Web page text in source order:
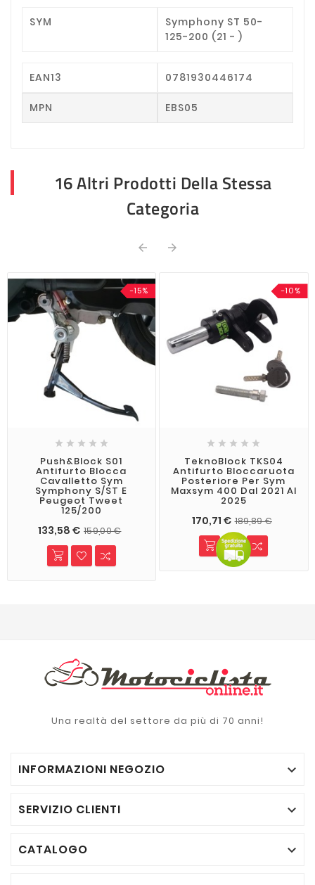
SYM
Symphony ST 50-
125-200 (21 - )
EAN13 0781930446174
MPN EBS05
16 Altri Prodotti Della Stessa
Categoria
 
-15%
    
Push&Block S01
Antifurto Blocca
Cavalletto Sym
Symphony S/ST E
Peugeot Tweet
125/200
133,58 € 159,00 €
-10%
    
TeknoBlock TKS04
Antifurto Bloccaruota
Posteriore Per Sym
Maxsym 400 Dal 2021 Al
2025
170,71 € 189,89 €
Una realtà del settore da più di 70 anni!
INFORMAZIONI NEGOZIO 
SERVIZIO CLIENTI 
CATALOGO 